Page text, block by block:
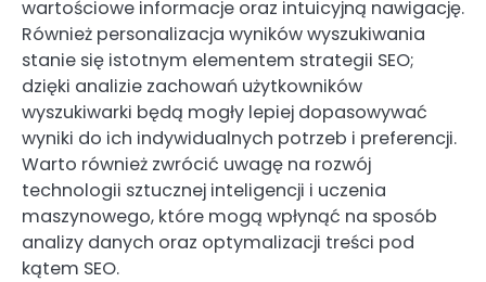
wartościowe informacje oraz intuicyjną nawigację.
Również personalizacja wyników wyszukiwania
stanie się istotnym elementem strategii SEO;
dzięki analizie zachowań użytkowników
wyszukiwarki będą mogły lepiej dopasowywać
wyniki do ich indywidualnych potrzeb i preferencji.
Warto również zwrócić uwagę na rozwój
technologii sztucznej inteligencji i uczenia
maszynowego, które mogą wpłynąć na sposób
analizy danych oraz optymalizacji treści pod
kątem SEO.